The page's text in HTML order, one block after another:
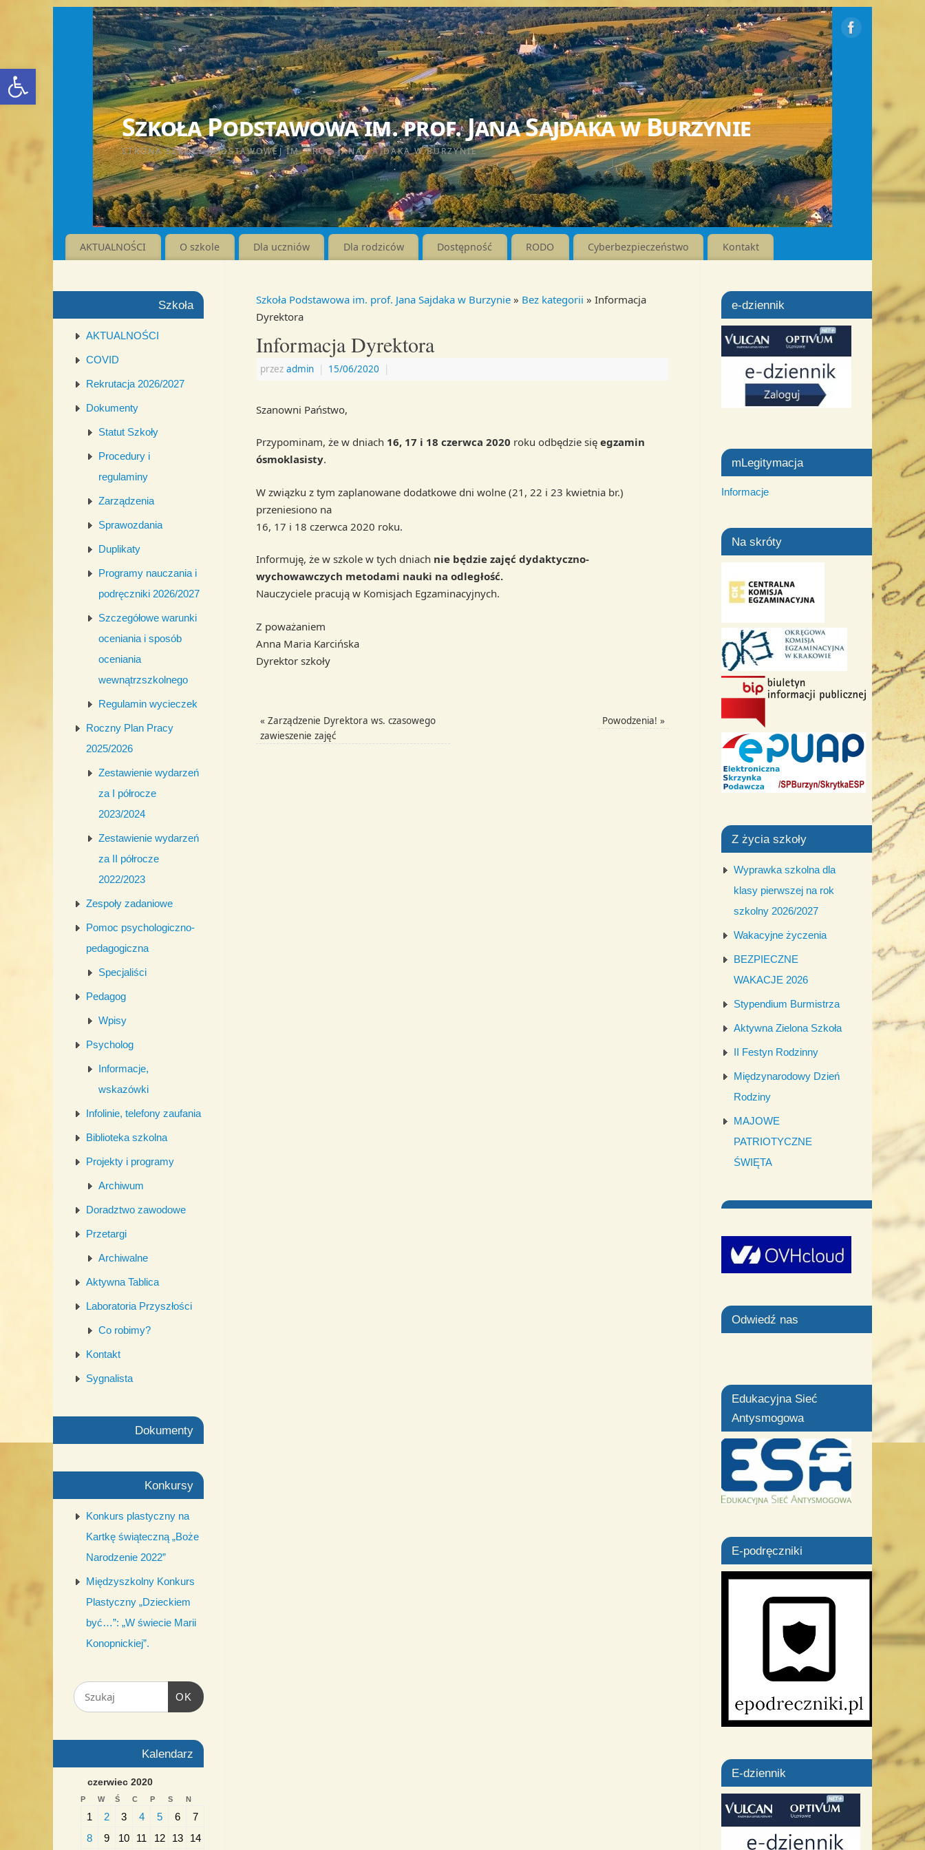
Otwórz pasek narzędzi
Szkoła Podstawowa im. prof. Jana Sajdaka w Burzynie
STRONA SZKOŁY PODSTAWOWEJ IM. PROF. JANA SAJDAKA W BURZYNIE
AKTUALNOŚCI O szkole Dla uczniów Dla rodziców Dostępność RODO Cyberbezpieczeństwo Kontakt
Szkoła Podstawowa im. prof. Jana Sajdaka w Burzynie » Bez kategorii » Informacja
Dyrektora
Informacja Dyrektora
przez admin | 15/06/2020 |
Szanowni Państwo,
Przypominam, że w dniach 16, 17 i 18 czerwca 2020 roku odbędzie się egzamin
ósmoklasisty.
W związku z tym zaplanowane dodatkowe dni wolne (21, 22 i 23 kwietnia br.)
przeniesiono na
16, 17 i 18 czerwca 2020 roku.
Informuję, że w szkole w tych dniach nie będzie zajęć dydaktyczno-
wychowawczych metodami nauki na odległość.
Nauczyciele pracują w Komisjach Egzaminacyjnych.
Z poważaniem
Anna Maria Karcińska
Dyrektor szkoły
« Zarządzenie Dyrektora ws. czasowego
zawieszenie zajęć
Powodzenia! »
Szkoła
AKTUALNOŚCI
COVID
Rekrutacja 2026/2027
Dokumenty
Statut Szkoły
Procedury i
regulaminy
Zarządzenia
Sprawozdania
Duplikaty
Programy nauczania i
podręczniki 2026/2027
Szczegółowe warunki
oceniania i sposób
oceniania
wewnątrzszkolnego
Regulamin wycieczek
Roczny Plan Pracy
2025/2026
Zestawienie wydarzeń
za I półrocze
2023/2024
Zestawienie wydarzeń
za II półrocze
2022/2023
Zespoły zadaniowe
Pomoc psychologiczno-
pedagogiczna
Specjaliści
Pedagog
Wpisy
Psycholog
Informacje,
wskazówki
Infolinie, telefony zaufania
Biblioteka szkolna
Projekty i programy
Archiwum
Doradztwo zawodowe
Przetargi
Archiwalne
Aktywna Tablica
Laboratoria Przyszłości
Co robimy?
Kontakt
Sygnalista
Dokumenty
Konkursy
Konkurs plastyczny na
Kartkę świąteczną „Boże
Narodzenie 2022”
Międzyszkolny Konkurs
Plastyczny „Dzieckiem
być…”: „W świecie Marii
Konopnickiej”.
OK
Kalendarz
czerwiec 2020
P W Ś C P S N
1 2 3 4 5 6
7
8
9 10 11 12 13 14
e-dziennik
mLegitymacja
Informacje
Na skróty
Z życia szkoły
Wyprawka szkolna dla
klasy pierwszej na rok
szkolny 2026/2027
Wakacyjne życzenia
BEZPIECZNE
WAKACJE 2026
Stypendium Burmistrza
Aktywna Zielona Szkoła
II Festyn Rodzinny
Międzynarodowy Dzień
Rodziny
MAJOWE
PATRIOTYCZNE
ŚWIĘTA
Odwiedź nas
Edukacyjna Sieć
Antysmogowa
E-podręczniki
E-dziennik